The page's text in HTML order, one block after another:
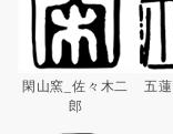
閑山窯_佐々木二
郎
五